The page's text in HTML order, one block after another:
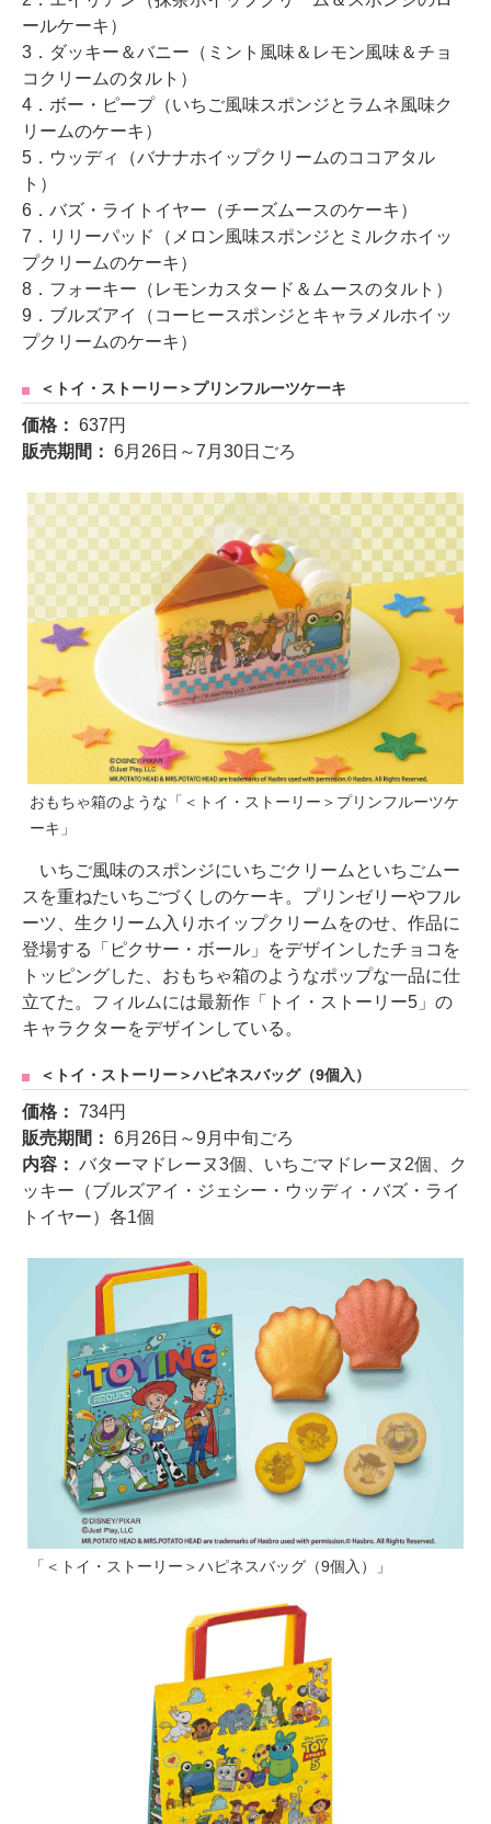
ールケーキ）
3．ダッキー＆バニー（ミント風味＆レモン風味＆チョ
コクリームのタルト）
4．ボー・ピープ（いちご風味スポンジとラムネ風味ク
リームのケーキ）
5．ウッディ（バナナホイップクリームのココアタル
ト）
6．バズ・ライトイヤー（チーズムースのケーキ）
7．リリーパッド（メロン風味スポンジとミルクホイッ
プクリームのケーキ）
8．フォーキー（レモンカスタード＆ムースのタルト）
9．ブルズアイ（コーヒースポンジとキャラメルホイッ
プクリームのケーキ）
＜トイ・ストーリー＞プリンフルーツケーキ
価格： 637円
販売期間： 6月26日～7月30日ごろ
おもちゃ箱のような「＜トイ・ストーリー＞プリンフルーツケ
ーキ」
いちご風味のスポンジにいちごクリームといちごムー
スを重ねたいちごづくしのケーキ。プリンゼリーやフル
ーツ、生クリーム入りホイップクリームをのせ、作品に
登場する「ピクサー・ボール」をデザインしたチョコを
トッピングした、おもちゃ箱のようなポップな一品に仕
立てた。フィルムには最新作「トイ・ストーリー5」の
キャラクターをデザインしている。
＜トイ・ストーリー＞ハピネスバッグ（9個入）
価格： 734円
販売期間： 6月26日～9月中旬ごろ
内容： バターマドレーヌ3個、いちごマドレーヌ2個、ク
ッキー（ブルズアイ・ジェシー・ウッディ・バズ・ライ
トイヤー）各1個
「＜トイ・ストーリー＞ハピネスバッグ（9個入）」